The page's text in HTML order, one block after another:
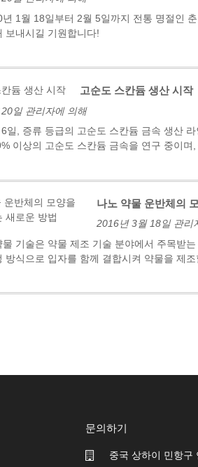
년 1월 18일부터 2월 5일까지 전통 명절인
보내시길 기원합니다!
고순도 스칸듐 생산 시작
일 관리자에 의해
일, 증류 등급의 고순도 스칸듐 금속 생산
이상의 고순도 스칸듐 금속을 연구 중이며
나노 약물 운반체의
2016년 3월 18일 관리
물 기술은 약물 제조 기술 분야에서 주목받
방식으로 입자를 함께 결합시켜 약물을 제조
문의하기
중국 상하이 민항구